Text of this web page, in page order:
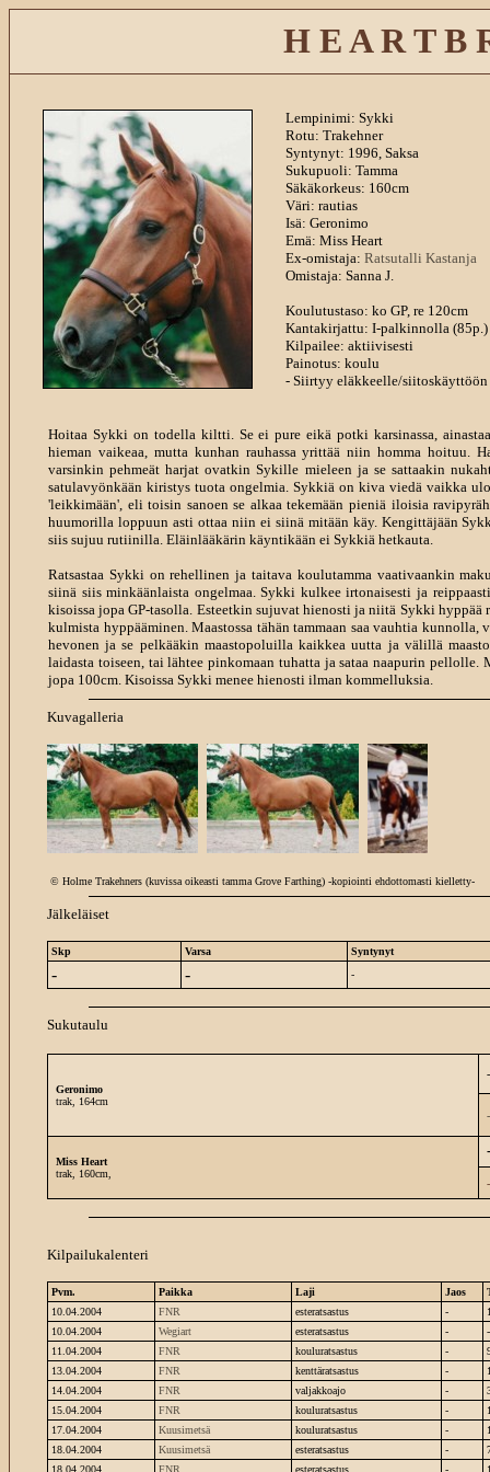
H E A R T B
Lempinimi: Sykki
Rotu: Trakehner
Syntynyt: 1996, Saksa
Sukupuoli: Tamma
Säkäkorkeus: 160cm
Väri: rautias
Isä: Geronimo
Emä: Miss Heart
Ex-omistaja: Ratsutalli Kastanja
Omistaja: Sanna J.
Koulutustaso: ko GP, re 120cm
Kantakirjattu: I-palkinnolla (85p.)
Kilpailee: aktiivisesti
Painotus: koulu
- Siirtyy eläkkeelle/siitoskäyttöön
Hoitaa Sykki on todella kiltti. Se ei pure eikä potki karsinassa,
hieman vaikeaa, mutta kunhan rauhassa yrittää niin homma
varsinkin pehmeät harjat ovatkin Sykille mieleen ja se sattaakin
satulavyönkään kiristys tuota ongelmia. Sykkiä on kiva viedä vaikka
'leikkimään', eli toisin sanoen se alkaa tekemään pieniä iloisia
huumorilla loppuun asti ottaa niin ei siinä mitään käy. Kengittäjään
siis sujuu rutiinilla. Eläinlääkärin käyntikään ei Sykkiä hetkauta.
Ratsastaa Sykki on rehellinen ja taitava koulutamma vaativaankin
siinä siis minkäänlaista ongelmaa. Sykki kulkee irtonaisesti ja
kisoissa jopa GP-tasolla. Esteetkin sujuvat hienosti ja niitä Sykki
kulmista hyppääminen. Maastossa tähän tammaan saa vauhtia
hevonen ja se pelkääkin maastopoluilla kaikkea uutta ja välillä
laidasta toiseen, tai lähtee pinkomaan tuhatta ja sataa naapurin
jopa 100cm. Kisoissa Sykki menee hienosti ilman kommelluksia.
Kuvagalleria
© Holme Trakehners (kuvissa oikeasti tamma Grove Farthing) -kopiointi ehdottomasti kielletty-
Jälkeläiset
Skp Varsa Syntynyt
- - -
Sukutaulu
Geronimo
trak, 164cm
-
-
Miss Heart
trak, 160cm,
-
-
Kilpailukalenteri
Pvm. Paikka Laji Jaos
10.04.2004
FNR esteratsastus -
10.04.2004
Wegiart esteratsastus -
11.04.2004
FNR kouluratsastus -
13.04.2004
FNR kenttäratsastus -
14.04.2004
FNR valjakkoajo -
15.04.2004
FNR kouluratsastus -
17.04.2004
Kuusimetsä kouluratsastus -
18.04.2004
Kuusimetsä esteratsastus -
18.04.2004
FNR esteratsastus -